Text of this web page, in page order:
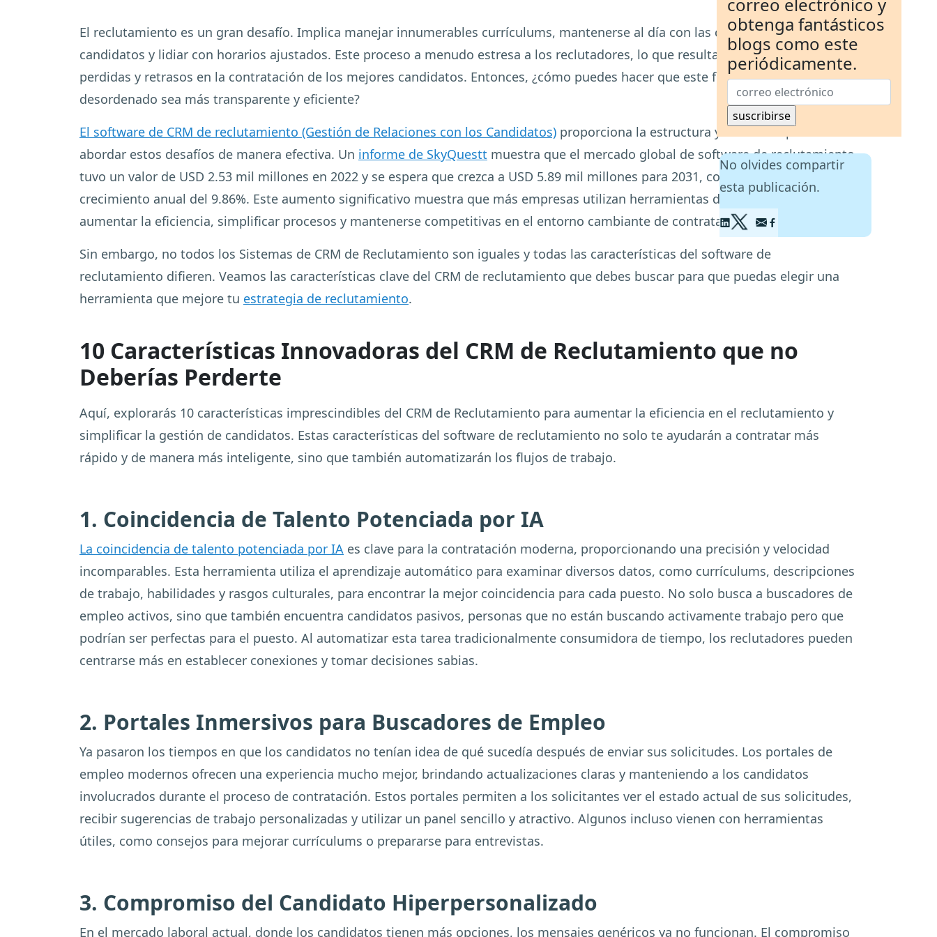
El reclutamiento es un gran desafío. Implica manejar innumerables currículums, mantenerse al día con las comunicaciones con los
candidatos y lidiar con horarios ajustados. Este proceso a menudo estresa a los reclutadores, lo que resulta en oportunidades
perdidas y retrasos en la contratación de los mejores candidatos. Entonces, ¿cómo puedes hacer que este flujo de trabajo
desordenado sea más transparente y eficiente?
El software de CRM de reclutamiento (Gestión de Relaciones con los Candidatos) proporciona la estructura y funciones para
abordar estos desafíos de manera efectiva. Un informe de SkyQuestt muestra que el mercado global de software de reclutamiento
tuvo un valor de USD 2.53 mil millones en 2022 y se espera que crezca a USD 5.89 mil millones para 2031, con una tasa de
crecimiento anual del 9.86%. Este aumento significativo muestra que más empresas utilizan herramientas de reclutamiento para
aumentar la eficiencia, simplificar procesos y mantenerse competitivas en el entorno cambiante de contratación.
Sin embargo, no todos los Sistemas de CRM de Reclutamiento son iguales y todas las características del software de
reclutamiento difieren. Veamos las características clave del CRM de reclutamiento que debes buscar para que puedas elegir una
herramienta que mejore tu estrategia de reclutamiento.
10 Características Innovadoras del CRM de Reclutamiento que no
Deberías Perderte
Aquí, explorarás 10 características imprescindibles del CRM de Reclutamiento para aumentar la eficiencia en el reclutamiento y
simplificar la gestión de candidatos. Estas características del software de reclutamiento no solo te ayudarán a contratar más
rápido y de manera más inteligente, sino que también automatizarán los flujos de trabajo.
1. Coincidencia de Talento Potenciada por IA
La coincidencia de talento potenciada por IA es clave para la contratación moderna, proporcionando una precisión y velocidad
incomparables. Esta herramienta utiliza el aprendizaje automático para examinar diversos datos, como currículums, descripciones
de trabajo, habilidades y rasgos culturales, para encontrar la mejor coincidencia para cada puesto. No solo busca a buscadores de
empleo activos, sino que también encuentra candidatos pasivos, personas que no están buscando activamente trabajo pero que
podrían ser perfectas para el puesto. Al automatizar esta tarea tradicionalmente consumidora de tiempo, los reclutadores pueden
centrarse más en establecer conexiones y tomar decisiones sabias.
2. Portales Inmersivos para Buscadores de Empleo
Ya pasaron los tiempos en que los candidatos no tenían idea de qué sucedía después de enviar sus solicitudes. Los portales de
empleo modernos ofrecen una experiencia mucho mejor, brindando actualizaciones claras y manteniendo a los candidatos
involucrados durante el proceso de contratación. Estos portales permiten a los solicitantes ver el estado actual de sus solicitudes,
recibir sugerencias de trabajo personalizadas y utilizar un panel sencillo y atractivo. Algunos incluso vienen con herramientas
útiles, como consejos para mejorar currículums o prepararse para entrevistas.
3. Compromiso del Candidato Hiperpersonalizado
En el mercado laboral actual, donde los candidatos tienen más opciones, los mensajes genéricos ya no funcionan. El compromiso
obtenga fantásticos
blogs como este
periódicamente.
No olvides compartir
esta publicación.